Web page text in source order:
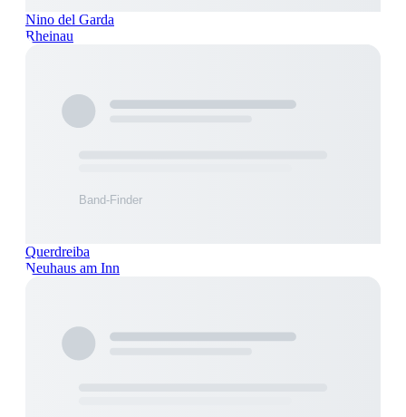
Nino del Garda
Rheinau
Querdreiba
Neuhaus am Inn